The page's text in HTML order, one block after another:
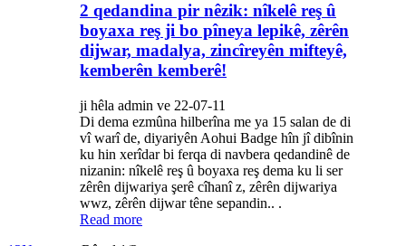
2 qedandina pir nêzik: nîkelê reş û
boyaxa reş ji bo pîneya lepikê, zêrên
dijwar, madalya, zincîreyên mifteyê,
kemberên kemberê!
ji hêla admin ve 22-07-11
Di dema ezmûna hilberîna me ya 15 salan de di
vî warî de, diyariyên Aohui Badge hîn jî dibînin
ku hin xerîdar bi ferqa di navbera qedandinê de
nizanin: nîkelê reş û boyaxa reş dema ku li ser
zêrên dijwariya şerê cîhanî z, zêrên dijwariya
wwz, zêrên dijwar têne sepandin.. .
Read more